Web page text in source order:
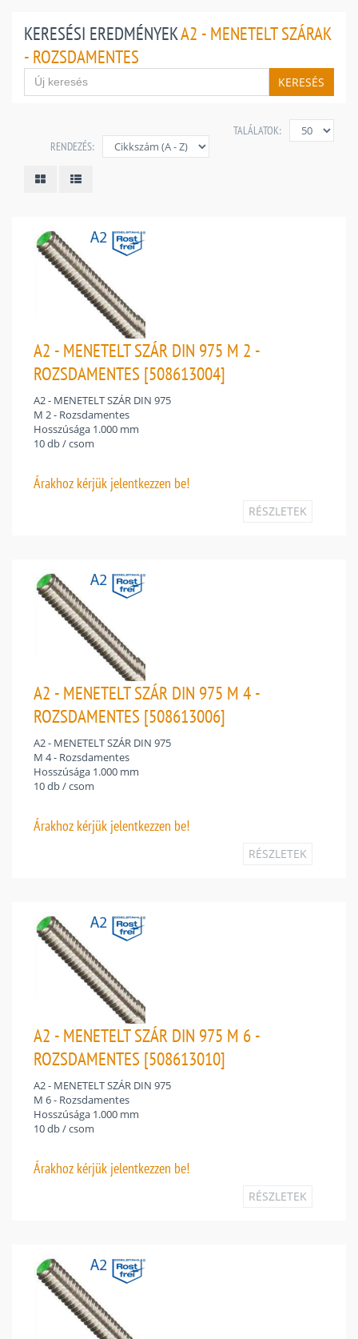
KERESÉSI EREDMÉNYEKA2 - MENETELT SZÁRAK
- ROZSDAMENTES
KERESÉS
TALÁLATOK:
RENDEZÉS:
A2 - MENETELT SZÁR DIN 975 M 2 -
ROZSDAMENTES [508613004]
A2 - MENETELT SZÁR DIN 975
M 2 - Rozsdamentes
Hosszúsága 1.000 mm
10 db / csom
Árakhoz kérjük jelentkezzen be!
RÉSZLETEK
A2 - MENETELT SZÁR DIN 975 M 4 -
ROZSDAMENTES [508613006]
A2 - MENETELT SZÁR DIN 975
M 4 - Rozsdamentes
Hosszúsága 1.000 mm
10 db / csom
Árakhoz kérjük jelentkezzen be!
RÉSZLETEK
A2 - MENETELT SZÁR DIN 975 M 6 -
ROZSDAMENTES [508613010]
A2 - MENETELT SZÁR DIN 975
M 6 - Rozsdamentes
Hosszúsága 1.000 mm
10 db / csom
Árakhoz kérjük jelentkezzen be!
RÉSZLETEK